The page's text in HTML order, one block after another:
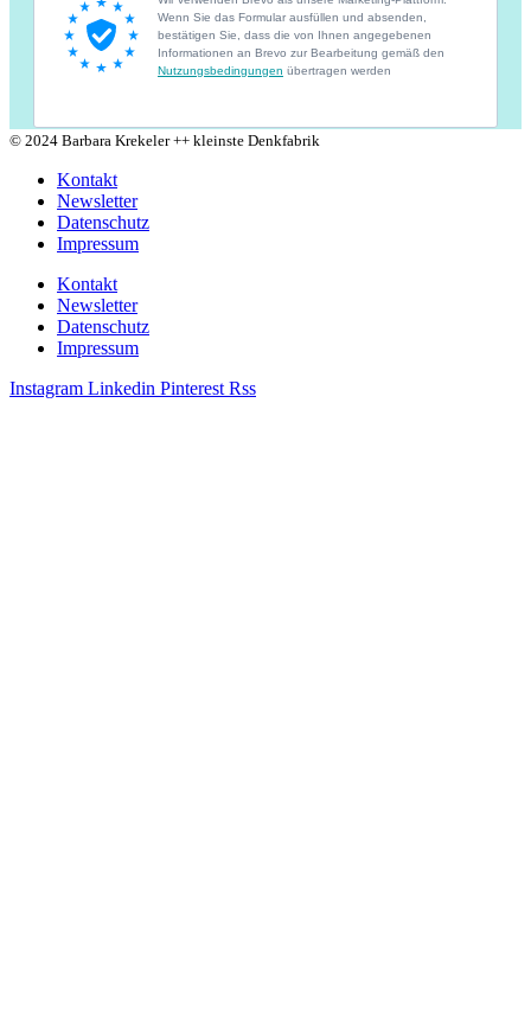
© 2024 Barbara Krekeler ++ kleinste Denkfabrik
Kontakt
Newsletter
Datenschutz
Impressum
Kontakt
Newsletter
Datenschutz
Impressum
Instagram Linkedin Pinterest Rss